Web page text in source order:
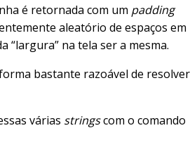
é retornada com um padding
aleatório de espaços em
“largura” na tela ser a mesma.
bastante razoável de resolver
várias stringscom o comando